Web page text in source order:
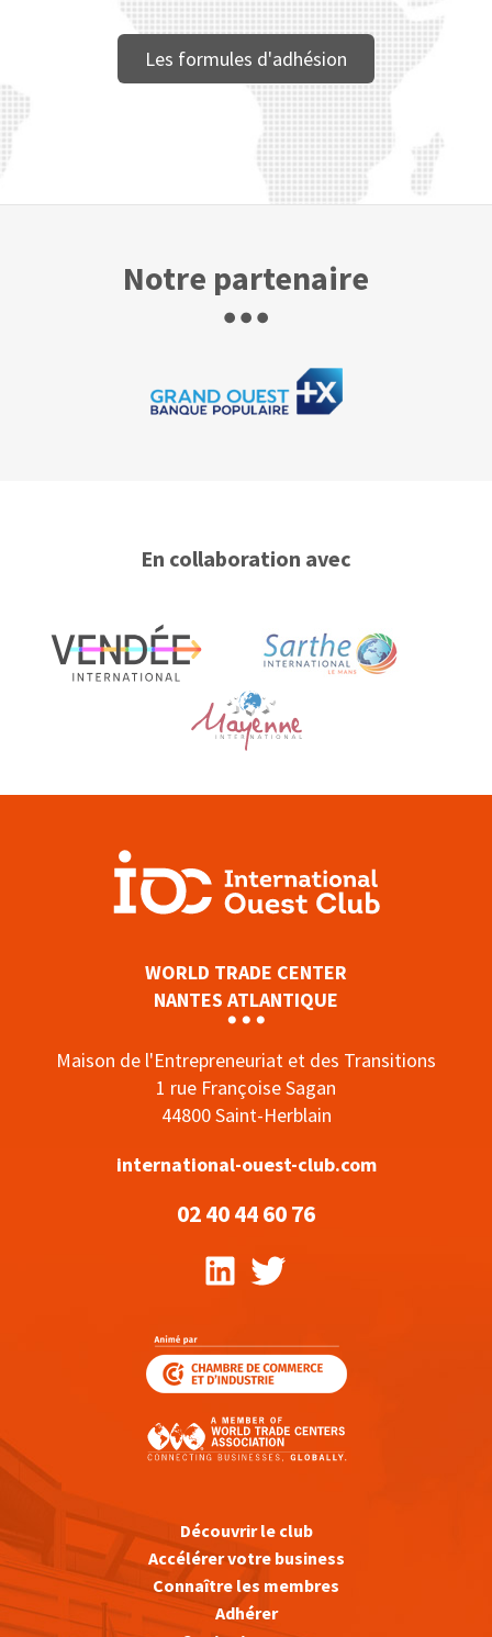
Les formules d'adhésion
Notre partenaire
En collaboration avec
WORLD TRADE CENTER
NANTES ATLANTIQUE
Maison de l'Entrepreneuriat et des Transitions
1 rue Françoise Sagan
44800 Saint-Herblain
international-ouest-club.com
02 40 44 60 76
Découvrir le club
Accélérer votre business
Connaître les membres
Adhérer